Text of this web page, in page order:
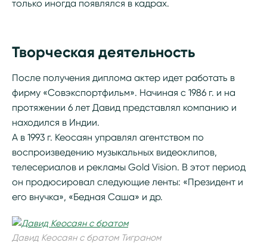
только иногда появлялся в кадрах.
Творческая деятельность
После получения диплома актер идет работать в
фирму «Совэкспортфильм». Начиная с 1986 г. и на
протяжении 6 лет Давид представлял компанию и
находился в Индии.
А в 1993 г. Кеосаян управлял агентством по
воспроизведению музыкальных видеоклипов,
телесериалов и рекламы Gold Vision. В этот период
он продюсировал следующие ленты: «Президент и
его внучка», «Бедная Саша» и др.
Давид Кеосаян с братом Тиграном